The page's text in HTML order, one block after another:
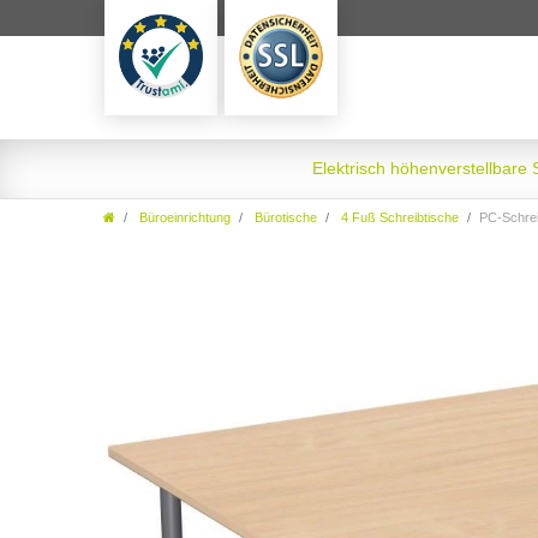
Elektrisch höhenverstellbare
Büroeinrichtung Bürotische 4 Fuß Schreibtische PC-